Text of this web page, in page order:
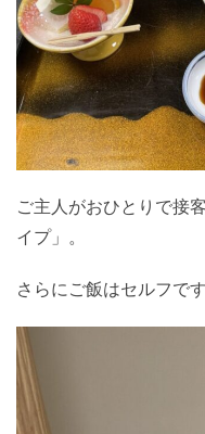
ご主人がおひとりで接
イプ」。
さらにご飯はセルフです